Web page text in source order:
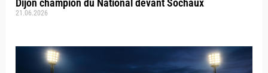
Dijon champion du National devant Sochaux
21.06.2026